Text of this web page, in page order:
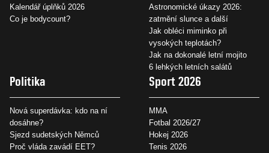
Kalendář úplňků 2026
Co je bodycount?
Astronomické úkazy 2026:
zatmění slunce a další
Jak obléci miminko při
vysokých teplotách?
Jak na dokonalé letní mojito
6 lehkých letních salátů
Politika
Nová superdávka: kdo na ní
dosáhne?
Sjezd sudetských Němců
Proč vláda zavádí EET?
Sport 2026
MMA
Fotbal 2026/27
Hokej 2026
Tenis 2026